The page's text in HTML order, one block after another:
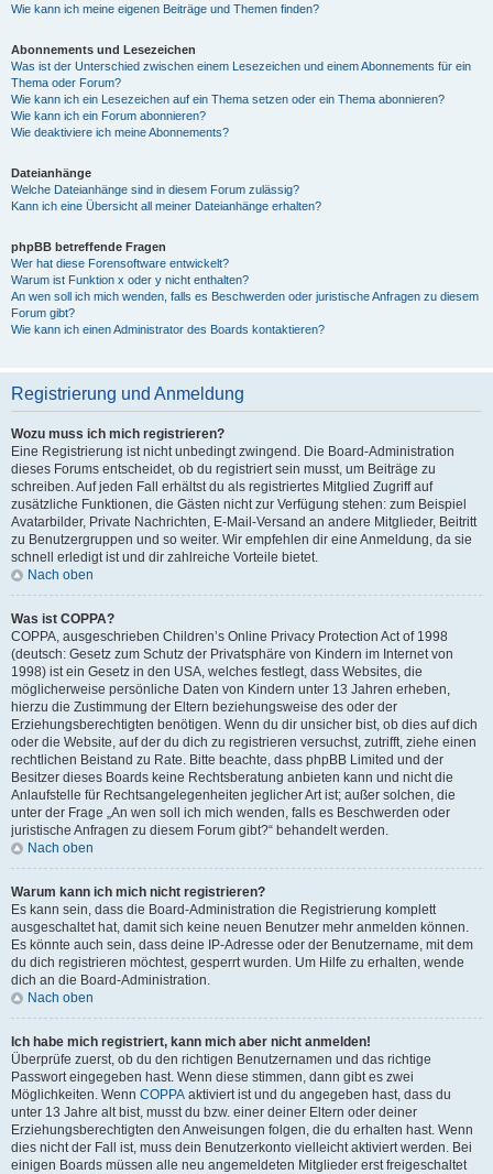
Wie kann ich meine eigenen Beiträge und Themen finden?
Abonnements und Lesezeichen
Was ist der Unterschied zwischen einem Lesezeichen und einem Abonnements für ein
Thema oder Forum?
Wie kann ich ein Lesezeichen auf ein Thema setzen oder ein Thema abonnieren?
Wie kann ich ein Forum abonnieren?
Wie deaktiviere ich meine Abonnements?
Dateianhänge
Welche Dateianhänge sind in diesem Forum zulässig?
Kann ich eine Übersicht all meiner Dateianhänge erhalten?
phpBB betreffende Fragen
Wer hat diese Forensoftware entwickelt?
Warum ist Funktion x oder y nicht enthalten?
An wen soll ich mich wenden, falls es Beschwerden oder juristische Anfragen zu diesem
Forum gibt?
Wie kann ich einen Administrator des Boards kontaktieren?
Registrierung und Anmeldung
Wozu muss ich mich registrieren?
Eine Registrierung ist nicht unbedingt zwingend. Die Board-Administration
dieses Forums entscheidet, ob du registriert sein musst, um Beiträge zu
schreiben. Auf jeden Fall erhältst du als registriertes Mitglied Zugriff auf
zusätzliche Funktionen, die Gästen nicht zur Verfügung stehen: zum Beispiel
Avatarbilder, Private Nachrichten, E-Mail-Versand an andere Mitglieder, Beitritt
zu Benutzergruppen und so weiter. Wir empfehlen dir eine Anmeldung, da sie
schnell erledigt ist und dir zahlreiche Vorteile bietet.
Nach oben
Was ist COPPA?
COPPA, ausgeschrieben Children’s Online Privacy Protection Act of 1998
(deutsch: Gesetz zum Schutz der Privatsphäre von Kindern im Internet von
1998) ist ein Gesetz in den USA, welches festlegt, dass Websites, die
möglicherweise persönliche Daten von Kindern unter 13 Jahren erheben,
hierzu die Zustimmung der Eltern beziehungsweise des oder der
Erziehungsberechtigten benötigen. Wenn du dir unsicher bist, ob dies auf dich
oder die Website, auf der du dich zu registrieren versuchst, zutrifft, ziehe einen
rechtlichen Beistand zu Rate. Bitte beachte, dass phpBB Limited und der
Besitzer dieses Boards keine Rechtsberatung anbieten kann und nicht die
Anlaufstelle für Rechtsangelegenheiten jeglicher Art ist; außer solchen, die
unter der Frage „An wen soll ich mich wenden, falls es Beschwerden oder
juristische Anfragen zu diesem Forum gibt?“ behandelt werden.
Nach oben
Warum kann ich mich nicht registrieren?
Es kann sein, dass die Board-Administration die Registrierung komplett
ausgeschaltet hat, damit sich keine neuen Benutzer mehr anmelden können.
Es könnte auch sein, dass deine IP-Adresse oder der Benutzername, mit dem
du dich registrieren möchtest, gesperrt wurden. Um Hilfe zu erhalten, wende
dich an die Board-Administration.
Nach oben
Ich habe mich registriert, kann mich aber nicht anmelden!
Überprüfe zuerst, ob du den richtigen Benutzernamen und das richtige
Passwort eingegeben hast. Wenn diese stimmen, dann gibt es zwei
Möglichkeiten. Wenn COPPA aktiviert ist und du angegeben hast, dass du
unter 13 Jahre alt bist, musst du bzw. einer deiner Eltern oder deiner
Erziehungsberechtigten den Anweisungen folgen, die du erhalten hast. Wenn
dies nicht der Fall ist, muss dein Benutzerkonto vielleicht aktiviert werden. Bei
einigen Boards müssen alle neu angemeldeten Mitglieder erst freigeschaltet